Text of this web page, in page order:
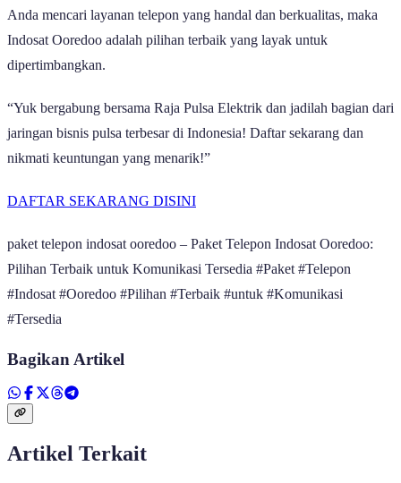
Anda mencari layanan telepon yang handal dan berkualitas, maka
Indosat Ooredoo adalah pilihan terbaik yang layak untuk
dipertimbangkan.
“Yuk bergabung bersama Raja Pulsa Elektrik dan jadilah bagian dari
jaringan bisnis pulsa terbesar di Indonesia! Daftar sekarang dan
nikmati keuntungan yang menarik!”
DAFTAR SEKARANG DISINI
paket telepon indosat ooredoo – Paket Telepon Indosat Ooredoo:
Pilihan Terbaik untuk Komunikasi Tersedia #Paket #Telepon
#Indosat #Ooredoo #Pilihan #Terbaik #untuk #Komunikasi
#Tersedia
Bagikan Artikel
Artikel Terkait